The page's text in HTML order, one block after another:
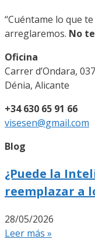
“Cuéntame lo que
arreglaremos. No
Oficina
Carrer d’Ondara,
Dénia, Alicante
+34 630 65 91 66
visesen@gmail.com
Blog
¿Puede la
reemplazar a
28/05/2026
Leer más »